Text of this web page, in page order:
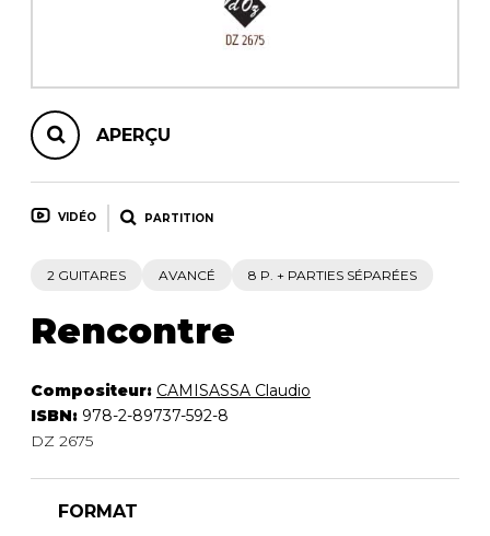
APERÇU
VIDÉO PARTITION
2 GUITARES AVANCÉ 8 P. + PARTIES SÉPARÉES
Rencontre
Compositeur: CAMISASSA Claudio
ISBN: 978-2-89737-592-8
DZ 2675
FORMAT